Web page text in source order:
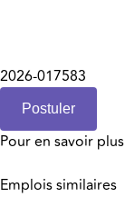
2026-017583
Postuler
Pour en savoir plus
Emplois similaires